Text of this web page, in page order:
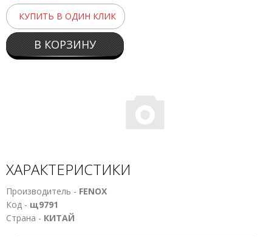
КУПИТЬ В ОДИН КЛИК
В КОРЗИНУ
ХАРАКТЕРИСТИКИ
Производитель - FENOX
Код - щ9791
Страна - КИТАЙ